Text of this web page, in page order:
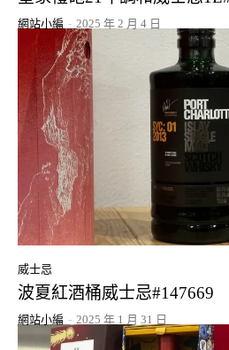
網站小編 - 2025 年 2 月 4 日
威士忌
波夏紅酒桶威士忌#147669
網站小編 - 2025 年 1 月 31 日